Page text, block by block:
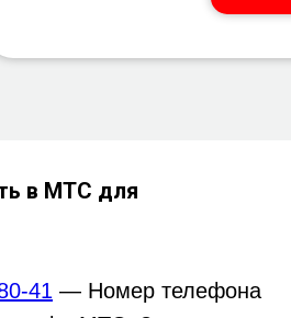
41 — Номер телефона
в МТС для